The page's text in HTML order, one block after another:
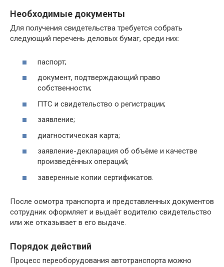
Необходимые документы
Для получения свидетельства требуется собрать
следующий перечень деловых бумаг, среди них:
паспорт;
документ, подтверждающий право
собственности;
ПТС и свидетельство о регистрации;
заявление;
диагностическая карта;
заявление-декларация об объёме и качестве
произведённых операций;
заверенные копии сертификатов.
После осмотра транспорта и представленных документов
сотрудник оформляет и выдаёт водителю свидетельство
или же отказывает в его выдаче.
Порядок действий
Процесс переоборудования автотранспорта можно